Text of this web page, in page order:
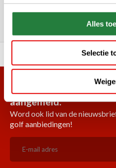
Alles
Selectie
Reviews: Onze
Meer dan 38.000
aangemeld.
Word ook lid van de
golf aanbiedingen!